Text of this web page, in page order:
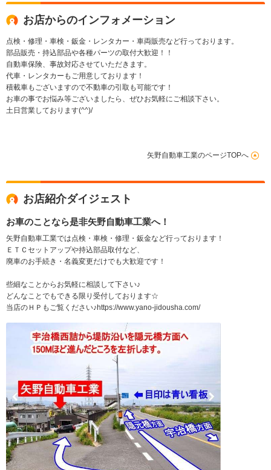
お店からのインフォメーション
点検・修理・車検・鈑金・レンタカー・車両販売など行っております。
部品販売・持込部品や各種パーツの取付大歓迎！！
自動車保険、事故対応させていただきます。
代車・レンタカーもご用意しております！
積載車もございますので不動車の引取も可能です！
お車の事でお悩み等ございましたら、ぜひお気軽にご相談下さい。
土日営業しております(^^)/
矢野自動車工業のページTOPへ
お店紹介ダイジェスト
お車のことなら是非矢野自動車工業へ！
矢野自動車工業では点検・車検・修理・鈑金など行っております！
ＥＴＣセットアップや持込部品取付など、
廃車のお手続き・名義変更だけでも大歓迎です！
些細なことからお気軽に相談して下さい♪
どんなことでもできる限り受付しております☆
当店のＨＰもご覧ください♪https://www.yano-jidousha.com/